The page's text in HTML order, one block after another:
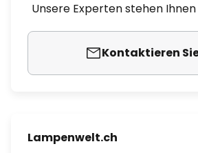
Unsere Experten stehen
Kontaktieren
Lampenwelt.ch